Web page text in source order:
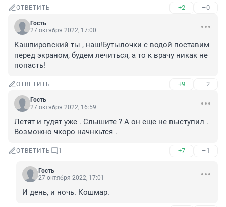
ОТВЕТИТЬ +2 –0
Гость
27 октября 2022, 17:00
Кашпировский ты , наш!Бутылочки с водой поставим
перед экраном, будем лечиться, а то к врачу никак не
попасть!
ОТВЕТИТЬ +9 –2
Гость
27 октября 2022, 16:59
Летят и гудят уже . Слышите ? А он еще не выступил .
Возможно чкоро начнкьтся .
ОТВЕТИТЬ 1 +7 –1
Гость
27 октября 2022, 17:01
И день, и ночь. Кошмар.